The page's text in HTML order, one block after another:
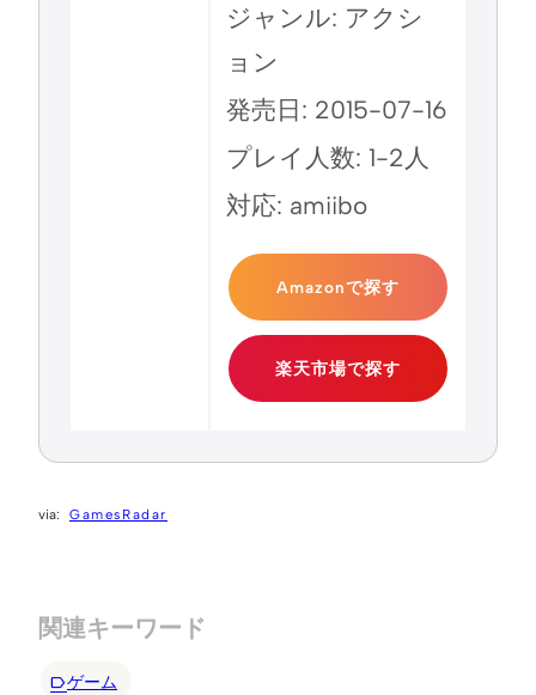
ジャンル: アクシ
ョン
発売日: 2015-07-16
プレイ人数: 1-2人
対応: amiibo
Amazonで探す
楽天市場で探す
GamesRadar
関連キーワード
ゲーム